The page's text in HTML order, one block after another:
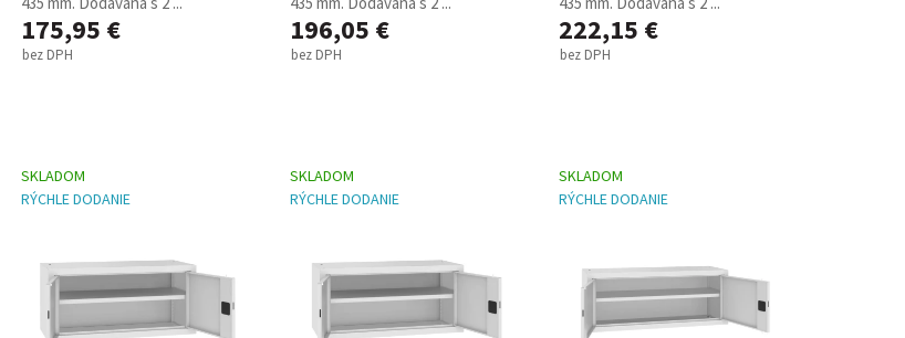
175,95 €
bez DPH
196,05 €
bez DPH
222,15 €
bez DPH
SKLADOM
RÝCHLE DODANIE
SKLADOM
RÝCHLE DODANIE
SKLADOM
RÝCHLE DODANIE